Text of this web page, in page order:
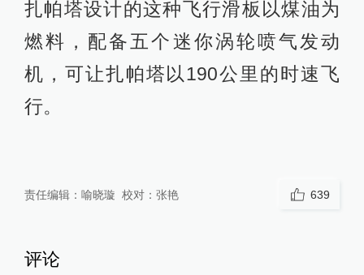
扎帕塔设计的这种飞行滑板以煤油为
燃料，配备五个迷你涡轮喷气发动
机，可让扎帕塔以190公里的时速飞
行。
责任编辑： 喻晓璇 校对： 张艳 639
评论